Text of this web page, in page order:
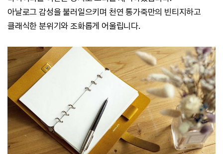
아날로그 감성을 불러일으키며 천연 통가죽만의 빈티지하고
클래식한 분위기와 조화롭게 어울립니다.